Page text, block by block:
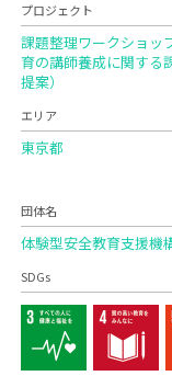
プロジェクト
課題整理ワークショッ
育の講師養成に関する
提案）
エリア
東京都
団体名
体験型安全教育支援機
SDGs